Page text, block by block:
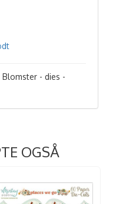
- dies -
OGSÅ